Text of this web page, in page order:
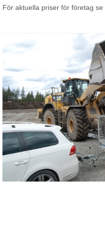
För aktuella priser för företag se